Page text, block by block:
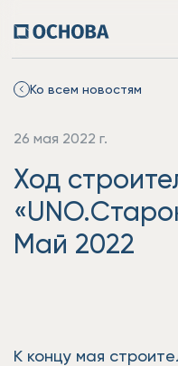
Ко всем новостям
26 мая 2022 г.
Ход
Май 2022
К концу мая